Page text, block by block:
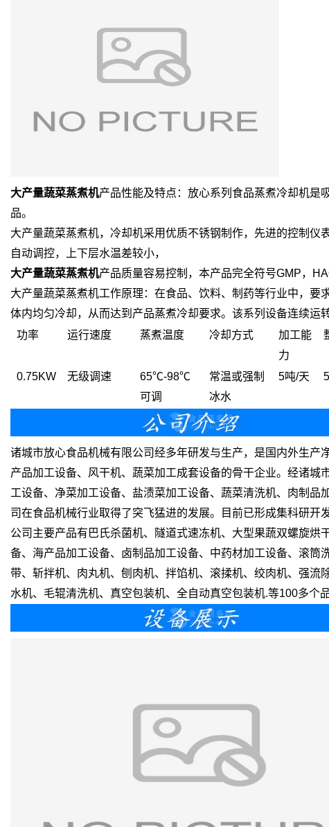
大产量蔬菜蒸煮机产品性能及特点：放心系列食品蒸煮冷却机是
品。
大产量蔬菜蒸煮机，冷却机采用优质不锈钢制作，先进的控制
自动调控，上下层水温差较小，
大产量蔬菜蒸煮机产品质量容易控制，本产品完全符号GMP，
大产量蔬菜蒸煮机工作原理：在食品、饮料、制药等行业中，
体内均匀冷却，从而达到产品蒸煮冷却要求。该系列设备连续运
功率
运行速度 蒸煮温度 冷却方式
加工能
力
0.75KW 无级调速
65℃-98℃
可调
常温或强制
冰水
5吨/天
诸城市放心食品机械有限公司经多年研发与生产，是国内外生
产品加工设备、风干机、蔬菜加工成套设备的骨干企业。经诸
工设备、净菜加工设备、盐渍菜加工设备、蔬菜清洗机、肉制
司在食品机械行业取得了突飞猛进的发展。目前已形成集科研开
公司主要产品有巴氏杀菌机、隧道式速冻机、大型果蔬双螺旋
备、海产品加工设备、卤制品加工设备、中药材加工设备、滚
带、斩拌机、肉丸机、刨肉机、拌馅机、滚揉机、绞肉机、强
水机、毛辊清洗机、真空包装机、全自动真空包装机.等100多个